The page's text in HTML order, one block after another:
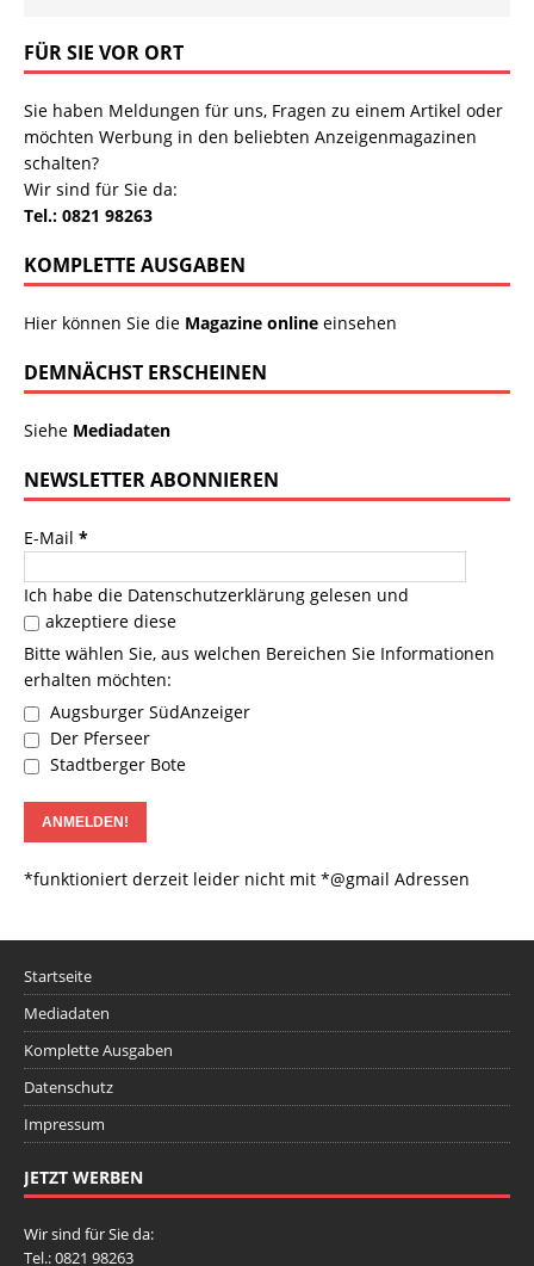
FÜR SIE VOR ORT
Sie haben Meldungen für uns, Fragen zu einem Artikel oder
möchten Werbung in den beliebten Anzeigenmagazinen
schalten?
Wir sind für Sie da:
Tel.: 0821 98263
KOMPLETTE AUSGABEN
Hier können Sie die Magazine online einsehen
DEMNÄCHST ERSCHEINEN
Siehe Mediadaten
NEWSLETTER ABONNIEREN
E-Mail *
Ich habe die Datenschutzerklärung gelesen und
akzeptiere diese
Bitte wählen Sie, aus welchen Bereichen Sie Informationen
erhalten möchten:
Augsburger SüdAnzeiger
Der Pferseer
Stadtberger Bote
*funktioniert derzeit leider nicht mit *@gmail Adressen
Startseite
Mediadaten
Komplette Ausgaben
Datenschutz
Impressum
JETZT WERBEN
Wir sind für Sie da:
Tel.: 0821 98263